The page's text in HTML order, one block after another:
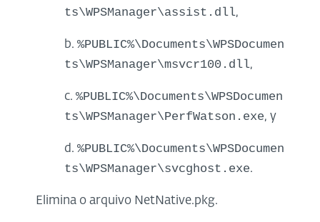
ts\WPSManager\assist.dll,
b. %PUBLIC%\Documents\WPSDocumen
ts\WPSManager\msvcr100.dll,
c. %PUBLIC%\Documents\WPSDocumen
ts\WPSManager\PerfWatson.exe, y
d. %PUBLIC%\Documents\WPSDocumen
ts\WPSManager\svcghost.exe.
Elimina o arquivo NetNative.pkg.